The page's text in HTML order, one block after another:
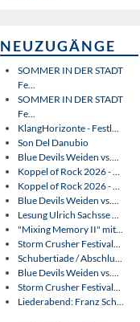
NEUZUGÄNGE
SOMMER IN DER STADT
Fe...
SOMMER IN DER STADT
Fe...
KlangHorizonte - Festl...
Son Del Danubio
Blue Devils Weiden vs....
Koppel of Rock 2026 - ...
Koppel of Rock 2026 - ...
Blue Devils Weiden vs....
Lesung Ulrich Sachsse ...
"Mixing Memory II" mit...
Storm Crusher Festival...
Schubertiade / Abschlu...
Blue Devils Weiden vs....
Storm Crusher Festival...
Liederabend: Franz Sch...